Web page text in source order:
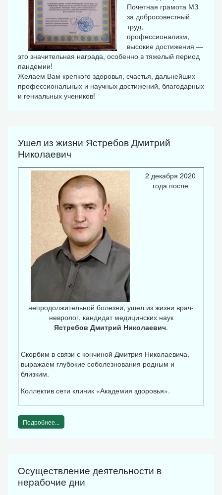
Почетная грамота МЗ
за добросовестный
труд,
профессионализм,
высокие достижения —
это значительная награда, особенно в тяжелый период
пандемии!
Желаем Вам крепкого здоровья, счастья, дальнейших
профессиональных и научных достижений, благодарных
и гениальных учеников!
Ушел из жизни Ястребов Дмитрий
Николаевич
2 декабря 2020
года после
непродолжительной болезни, ушел из жизни врач-
невролог, кандидат медицинских наук
Ястребов Дмитрий Николаевич.
Скорбим в связи с кончиной Дмитрия Николаевича,
выражаем глубокие соболезнования родным и
близким.
Коллектив сети клиник «Академия здоровья».
Подробнее...
Осуществление деятельности в
нерабочие дни